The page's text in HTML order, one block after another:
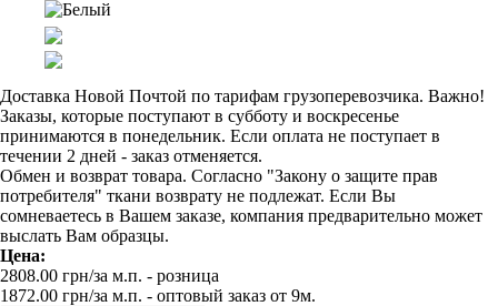
Доставка Новой Почтой по тарифам грузоперевозчика. Важно!
Заказы, которые поступают в субботу и воскресенье
принимаются в понедельник. Если оплата не поступает в
течении 2 дней - заказ отменяется.
Обмен и возврат товара. Согласно "Закону о защите прав
потребителя" ткани возврату не подлежат. Если Вы
сомневаетесь в Вашем заказе, компания предварительно может
выслать Вам образцы.
Цена:
2808.00 грн/за м.п. - розница
1872.00 грн/за м.п. - оптовый заказ от 9м.